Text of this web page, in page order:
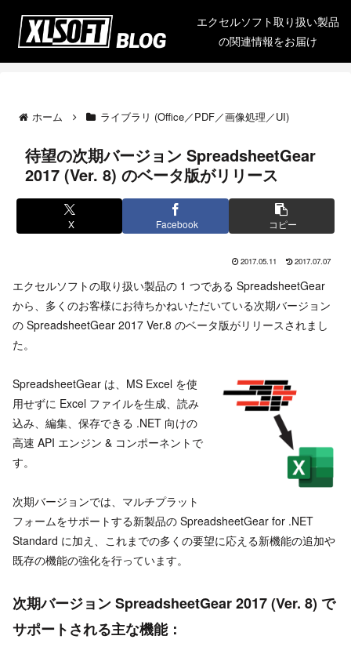
エクセルソフト取り扱い製品
の関連情報をお届け
ホーム ライブラリ (Office／PDF／画像処理／UI)
待望の次期バージョン SpreadsheetGear
2017 (Ver. 8) のベータ版がリリース
X Facebook コピー
2017.05.11 2017.07.07
エクセルソフトの取り扱い製品の 1 つである SpreadsheetGear
から、多くのお客様にお待ちかねいただいている次期バージョン
の SpreadsheetGear 2017 Ver.8 のベータ版がリリースされまし
た。
SpreadsheetGear は、MS Excel を使
用せずに Excel ファイルを生成、読み
込み、編集、保存できる .NET 向けの
高速 API エンジン & コンポーネントで
す。
次期バージョンでは、マルチプラット
フォームをサポートする新製品の SpreadsheetGear for .NET
Standard に加え、これまでの多くの要望に応える新機能の追加や
既存の機能の強化を行っています。
次期バージョン SpreadsheetGear 2017 (Ver. 8) で
サポートされる主な機能：